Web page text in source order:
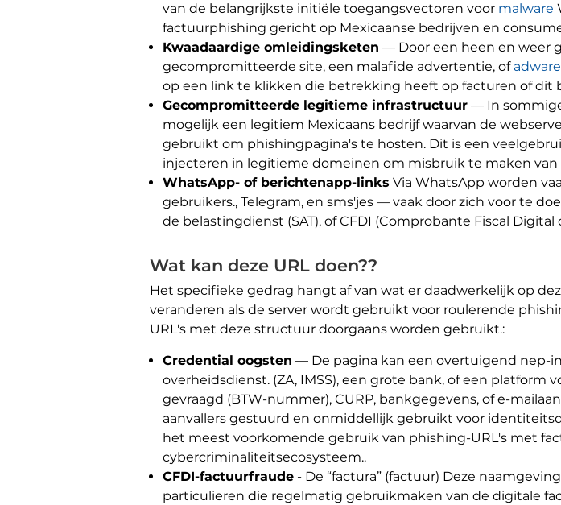
van de belangrijkste initiële toegangsvectoren voor malware
factuurphishing gericht op Mexicaanse bedrijven en
Kwaadaardige omleidingsketen — Door een heen en weer
gecompromitteerde site, een malafide advertentie, of adware
op een link te klikken die betrekking heeft op facturen of dit
Gecompromitteerde legitieme infrastructuur — In
mogelijk een legitiem Mexicaans bedrijf waarvan de
gebruikt om phishingpagina's te hosten. Dit is een
injecteren in legitieme domeinen om misbruik te maken
WhatsApp- of berichtenapp-links Via WhatsApp worden
gebruikers., Telegram, en sms'jes — vaak door zich voor te
de belastingdienst (SAT), of CFDI (Comprobante Fiscal
Wat kan deze URL doen??
Het specifieke gedrag hangt af van wat er daadwerkelijk op
veranderen als de server wordt gebruikt voor roulerende
URL's met deze structuur doorgaans worden gebruikt.:
Credential oogsten — De pagina kan een overtuigend nep-
overheidsdienst. (ZA, IMSS), een grote bank, of een
gevraagd (BTW-nummer), CURP, bankgegevens, of e-
aanvallers gestuurd en onmiddellijk gebruikt voor
het meest voorkomende gebruik van phishing-URL's met
cybercriminaliteitsecosysteem..
CFDI-factuurfraude - De “factura” (factuur) Deze
particulieren die regelmatig gebruikmaken van de digitale